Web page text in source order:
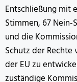
Entschließung mit
Stimmen, 67 Nein-
und die
Schutz der
der EU zu
zuständige